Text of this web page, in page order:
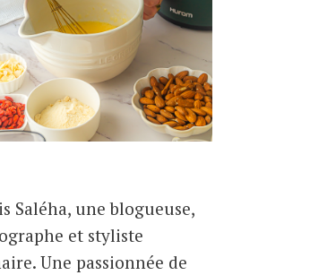
Saléha, une blogueuse,
et styliste
Une passionnée de